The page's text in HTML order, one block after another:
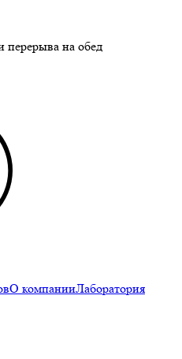
перерыва на обед
О компанииЛаборатория